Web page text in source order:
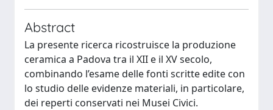
Abstract
La presente ricerca ricostruisce la produzione
ceramica a Padova tra il XII e il XV secolo,
combinando l’esame delle fonti scritte edite con
lo studio delle evidenze materiali, in particolare,
dei reperti conservati nei Musei Civici.